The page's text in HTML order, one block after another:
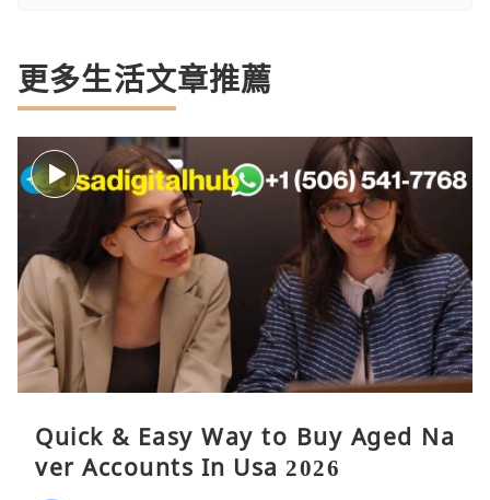
更多生活文章推薦
Quick & Easy Way to Buy Aged Na
ver Accounts In Usa 2026